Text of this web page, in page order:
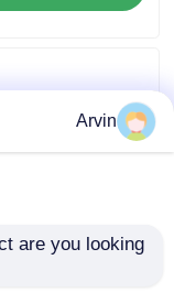
اتصل بنا
طلب اقتباس
Arvin
are you looking